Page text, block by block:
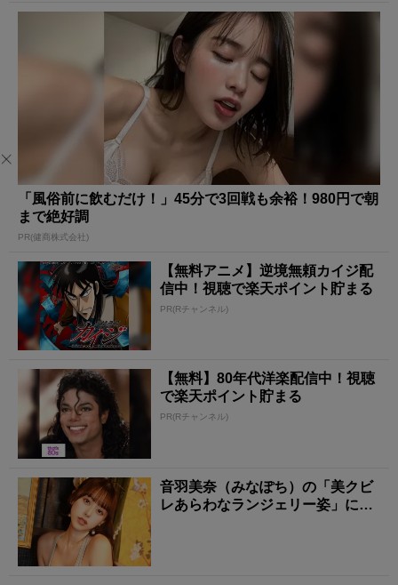
「風俗前に飲むだけ！」45分で3回戦も余裕！980円で朝
まで絶好調
PR(健商株式会社)
【無料アニメ】逆境無頼カイジ配
信中！視聴で楽天ポイント貯まる
PR(Rチャンネル)
【無料】80年代洋楽配信中！視聴
で楽天ポイント貯まる
PR(Rチャンネル)
音羽美奈（みなぽち）の「美クビ
レあらわなランジェリー姿」にも